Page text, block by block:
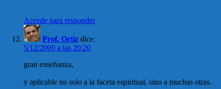
Accede para responder
Prof. Ortiz dice:
5/12/2009 a las 20:20
gran enseñanza,
y aplicable no solo a la faceta espiritual, sino a muchas otras.